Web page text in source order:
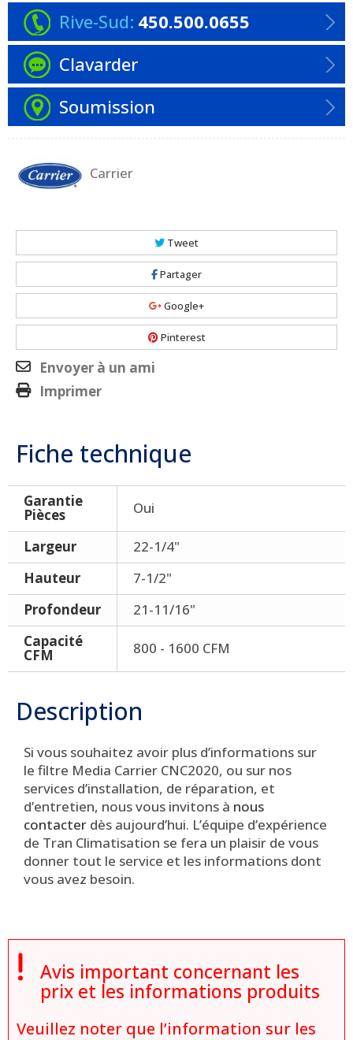
Rive-Sud: 450.500.0655
Clavarder
Soumission
Carrier
Tweet
Partager
Google+
Pinterest
Envoyer à un ami
Imprimer
Fiche technique
Garantie
Pièces Oui
Largeur
22-1/4"
Hauteur
7-1/2"
Profondeur
21-11/16"
Capacité
CFM 800 - 1600 CFM
Description
Si vous souhaitez avoir plus d’informations sur
le filtre Media Carrier CNC2020, ou sur nos
services d’installation, de réparation, et
d’entretien, nous vous invitons à nous
contacter dès aujourd’hui. L’équipe d’expérience
de Tran Climatisation se fera un plaisir de vous
donner tout le service et les informations dont
vous avez besoin.
 Avis important concernant les
prix et les informations produits
Veuillez noter que l’information sur les